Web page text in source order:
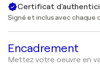
Certificat
Signé et inclus avec chaque
Encadrement
Mettez votre oeuvre en